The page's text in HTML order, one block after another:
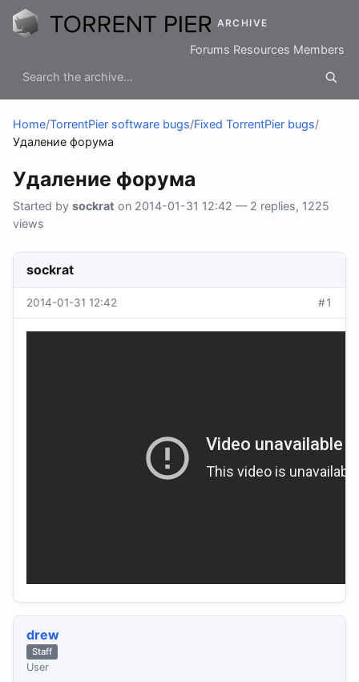
ARCHIVE
Forums Resources Members
Home/TorrentPier software bugs/Fixed TorrentPier bugs/
Удаление форума
Удаление форума
Started by sockrat on 2014-01-31 12:42 — 2 replies, 1225
views
sockrat
2014-01-31 12:42 #1
drew
Staff
User